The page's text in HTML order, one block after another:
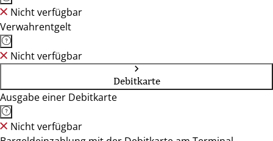
Nicht verfügbar
Verwahrentgelt
Nicht verfügbar
Debitkarte
Ausgabe einer Debitkarte
Nicht verfügbar